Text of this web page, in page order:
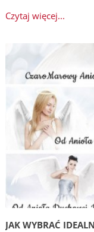
Czytaj więcej...
JAK WYBRAĆ